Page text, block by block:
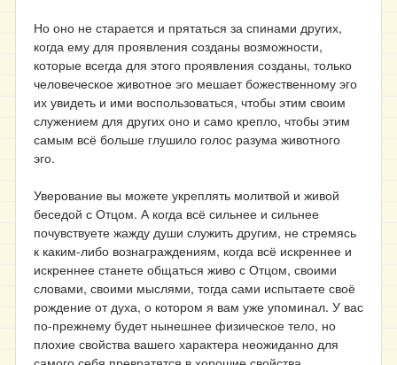
Но оно не старается и прятаться за спинами других,
когда ему для проявления созданы возможности,
которые всегда для этого проявления созданы, только
человеческое животное эго мешает божественному эго
их увидеть и ими воспользоваться, чтобы этим своим
служением для других оно и само крепло, чтобы этим
самым всё больше глушило голос разума животного
эго.
Уверование вы можете укреплять молитвой и живой
беседой с Отцом. А когда всё сильнее и сильнее
почувствуете жажду души служить другим, не стремясь
к каким-либо вознаграждениям, когда всё искреннее и
искреннее станете общаться живо с Отцом, своими
словами, своими мыслями, тогда сами испытаете своё
рождение от духа, о котором я вам уже упоминал. У вас
по-прежнему будет нынешнее физическое тело, но
плохие свойства вашего характера неожиданно для